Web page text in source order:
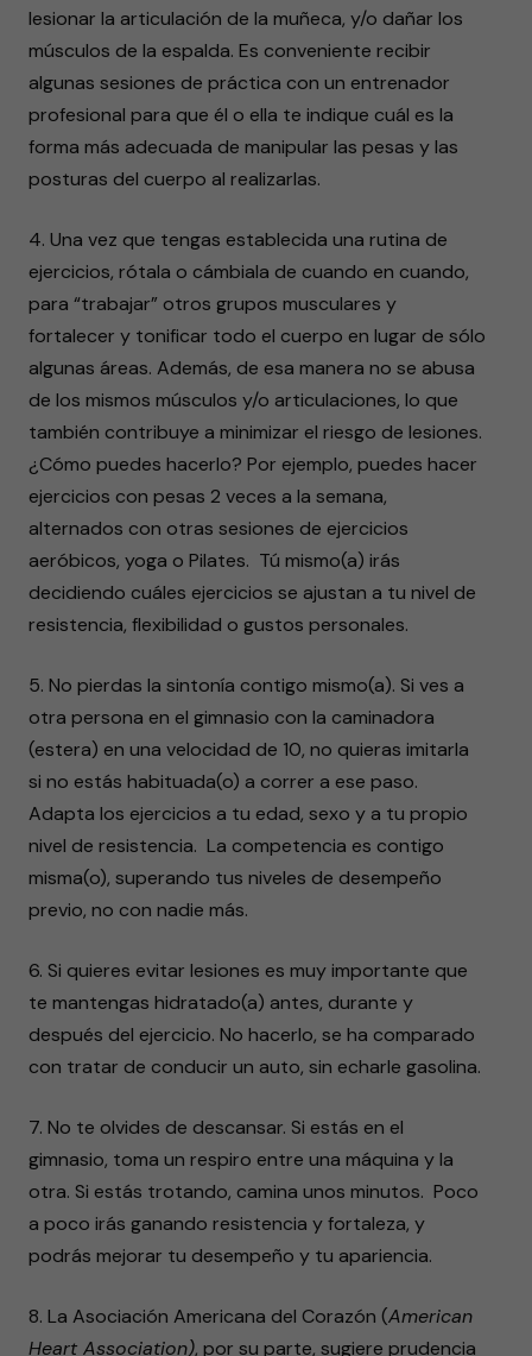
lesionar la articulación de la muñeca, y/o dañar los
músculos de la espalda. Es conveniente recibir
algunas sesiones de práctica con un entrenador
profesional para que él o ella te indique cuál es la
forma más adecuada de manipular las pesas y las
posturas del cuerpo al realizarlas.
4. Una vez que tengas establecida una rutina de
ejercicios, rótala o cámbiala de cuando en cuando,
para “trabajar” otros grupos musculares y
fortalecer y tonificar todo el cuerpo en lugar de sólo
algunas áreas. Además, de esa manera no se abusa
de los mismos músculos y/o articulaciones, lo que
también contribuye a minimizar el riesgo de lesiones.
¿Cómo puedes hacerlo? Por ejemplo, puedes hacer
ejercicios con pesas 2 veces a la semana,
alternados con otras sesiones de ejercicios
aeróbicos, yoga o Pilates. Tú mismo(a) irás
decidiendo cuáles ejercicios se ajustan a tu nivel de
resistencia, flexibilidad o gustos personales.
5. No pierdas la sintonía contigo mismo(a). Si ves a
otra persona en el gimnasio con la caminadora
(estera) en una velocidad de 10, no quieras imitarla
si no estás habituada(o) a correr a ese paso.
Adapta los ejercicios a tu edad, sexo y a tu propio
nivel de resistencia. La competencia es contigo
misma(o), superando tus niveles de desempeño
previo, no con nadie más.
6. Si quieres evitar lesiones es muy importante que
te mantengas hidratado(a) antes, durante y
después del ejercicio. No hacerlo, se ha comparado
con tratar de conducir un auto, sin echarle gasolina.
7. No te olvides de descansar. Si estás en el
gimnasio, toma un respiro entre una máquina y la
otra. Si estás trotando, camina unos minutos. Poco
a poco irás ganando resistencia y fortaleza, y
podrás mejorar tu desempeño y tu apariencia.
8. La Asociación Americana del Corazón (American
Heart Association), por su parte, sugiere prudencia